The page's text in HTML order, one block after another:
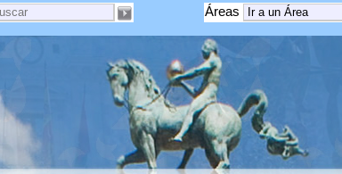
Áreas